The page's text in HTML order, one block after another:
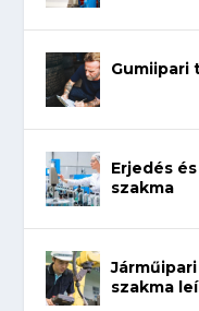
Gumiipari
Erjedés
szakma
szakma